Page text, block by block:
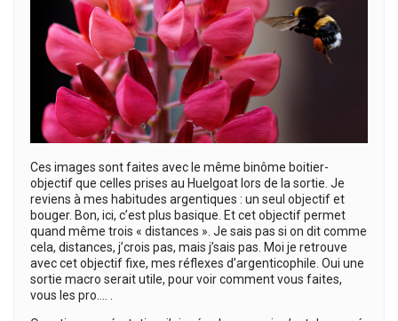
Ces images sont faites avec le même binôme boitier-
objectif que celles prises au Huelgoat lors de la sortie. Je
reviens à mes habitudes argentiques : un seul objectif et
bouger. Bon, ici, c’est plus basique. Et cet objectif permet
quand même trois « distances ». Je sais pas si on dit comme
cela, distances, j’crois pas, mais j’sais pas. Moi je retrouve
avec cet objectif fixe, mes réflexes d’argenticophile. Oui une
sortie macro serait utile, pour voir comment vous faites,
vous les pro…. .